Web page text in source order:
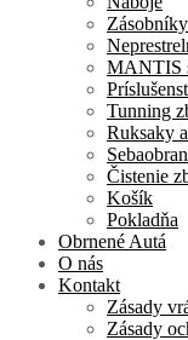
Zásobníky
MANTIS
Tunning
Ruksaky
Čistenie
Košík
Pokladňa
Obrnené Autá
O nás
Kontakt
Zásady
Zásady